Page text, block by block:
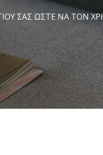
ΣΑΣ ΏΣΤΕ ΝΑ ΤΟΝ